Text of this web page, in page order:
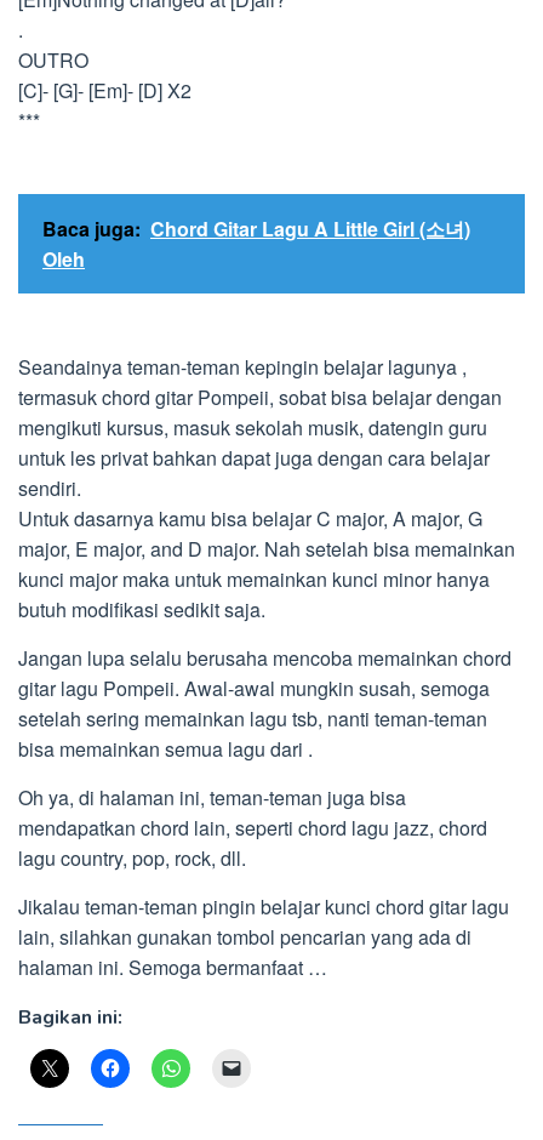
.
OUTRO
[C]- [G]- [Em]- [D] X2
***
Baca juga: Chord Gitar Lagu A Little Girl (소녀)
Oleh
Seandainya teman-teman kepingin belajar lagunya ,
termasuk chord gitar Pompeii, sobat bisa belajar dengan
mengikuti kursus, masuk sekolah musik, datengin guru
untuk les privat bahkan dapat juga dengan cara belajar
sendiri.
Untuk dasarnya kamu bisa belajar C major, A major, G
major, E major, and D major. Nah setelah bisa memainkan
kunci major maka untuk memainkan kunci minor hanya
butuh modifikasi sedikit saja.
Jangan lupa selalu berusaha mencoba memainkan chord
gitar lagu Pompeii. Awal-awal mungkin susah, semoga
setelah sering memainkan lagu tsb, nanti teman-teman
bisa memainkan semua lagu dari .
Oh ya, di halaman ini, teman-teman juga bisa
mendapatkan chord lain, seperti chord lagu jazz, chord
lagu country, pop, rock, dll.
Jikalau teman-teman pingin belajar kunci chord gitar lagu
lain, silahkan gunakan tombol pencarian yang ada di
halaman ini. Semoga bermanfaat …
Bagikan ini: